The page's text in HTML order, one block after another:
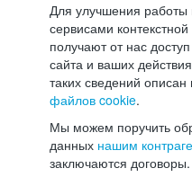
Для улучшения работы
сервисами
получают от нас
сайта и ваших
таких сведений описан
файлов cookie.
Мы можем поручить
данных нашим
заключаются